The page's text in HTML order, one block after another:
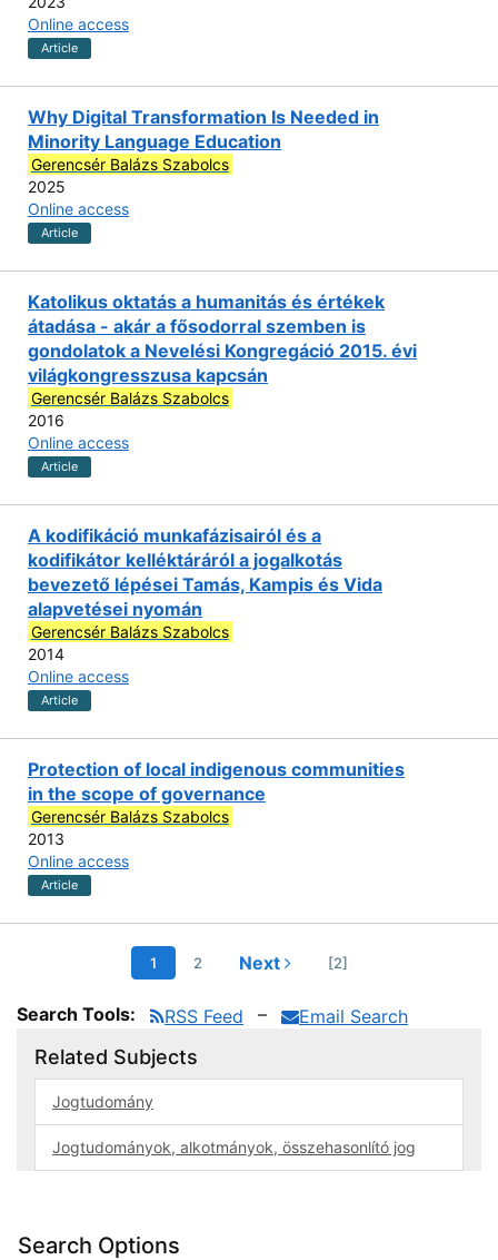
Online access
Article
Why Digital Transformation Is Needed in
Minority Language Education
Gerencsér Balázs Szabolcs
2025
Online access
Article
Katolikus oktatás a humanitás és értékek
átadása - akár a fősodorral szemben is
gondolatok a Nevelési Kongregáció 2015. évi
világkongresszusa kapcsán
Gerencsér Balázs Szabolcs
2016
Online access
Article
A kodifikáció munkafázisairól és a
kodifikátor kelléktáráról a jogalkotás
bevezető lépései Tamás, Kampis és Vida
alapvetései nyomán
Gerencsér Balázs Szabolcs
2014
Online access
Article
Protection of local indigenous communities
in the scope of governance
Gerencsér Balázs Szabolcs
2013
Online access
Article
1 2 Next [2]
Search Tools: RSS Feed – Email Search
Related Subjects
Jogtudomány
Jogtudományok, alkotmányok, összehasonlító jog
Search Options